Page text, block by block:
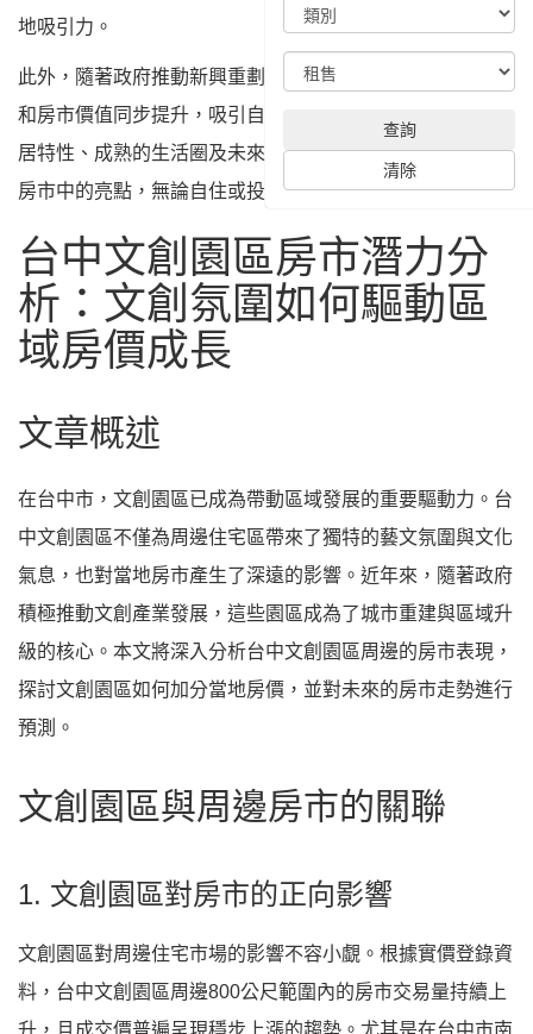
地吸引力。
此外，隨著政府推動新興重劃區及都市更新，南區生活環境
和房市價值同步提升，吸引自住客及投資者目光。該區的宜
居特性、成熟的生活圈及未來增長潛力，使其成為台中地區
房市中的亮點，無論自住或投資皆值得關注。
台中文創園區房市潛力分
析：文創氛圍如何驅動區
域房價成長
文章概述
在台中市，文創園區已成為帶動區域發展的重要驅動力。台
中文創園區不僅為周邊住宅區帶來了獨特的藝文氛圍與文化
氣息，也對當地房市產生了深遠的影響。近年來，隨著政府
積極推動文創產業發展，這些園區成為了城市重建與區域升
級的核心。本文將深入分析台中文創園區周邊的房市表現，
探討文創園區如何加分當地房價，並對未來的房市走勢進行
預測。
文創園區與周邊房市的關聯
1. 文創園區對房市的正向影響
文創園區對周邊住宅市場的影響不容小覷。根據實價登錄資
料，台中文創園區周邊800公尺範圍內的房市交易量持續上
升，且成交價普遍呈現穩步上漲的趨勢。尤其是在台中市南